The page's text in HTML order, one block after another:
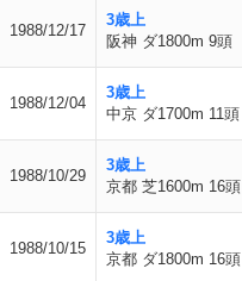
1988/12/17
3歳上
阪神 ダ1800m 9頭
1988/12/04
3歳上
中京 ダ1700m 11頭
1988/10/29
3歳上
京都 芝1600m 16頭
1988/10/15
3歳上
京都 ダ1800m 16頭